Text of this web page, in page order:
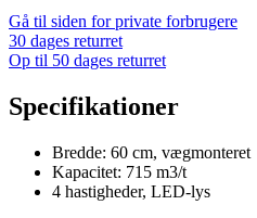
Gå til siden for private forbrugere
30 dages returret
Op til 50 dages returret
Specifikationer
Bredde: 60 cm, vægmonteret
Kapacitet: 715 m3/t
4 hastigheder, LED-lys